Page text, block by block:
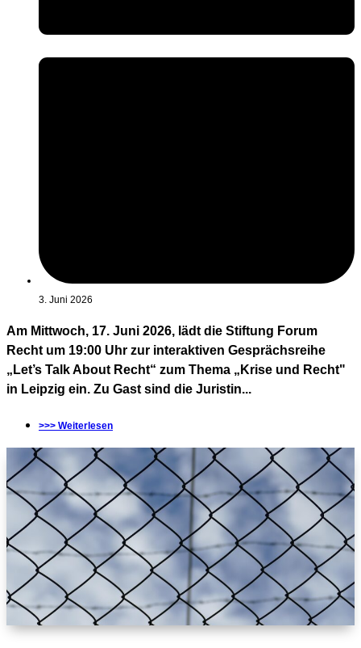
3. Juni 2026
Am Mittwoch, 17. Juni 2026, lädt die Stiftung Forum
Recht um 19:00 Uhr zur interaktiven Gesprächsreihe
„Let’s Talk About Recht“ zum Thema „Krise und Recht"
in Leipzig ein. Zu Gast sind die Juristin...
>>> Weiterlesen